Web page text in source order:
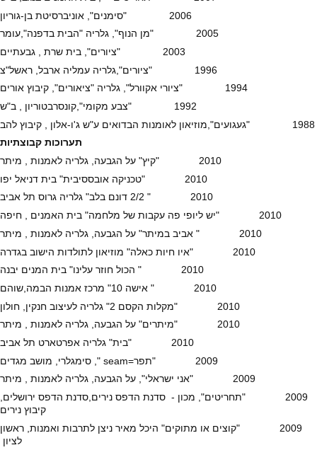
2006 "סימנים", אוניברסיטת בן-גוריון
2005 "מן הנוף", גלריה "הבית בדפנה",עומר
2003 "ציורים", בית שרת , גבעתיים
1996 "ציורים",גלריה עמליה ארבל, ראשל"צ
1994 "ציורי אקוורל", גלריה "ציאורים", קיבוץ אורים
1992 "צבע מקומי",קונסרבטוריון , ב"ש
1988 "געגועים",מוזיאון לאומנות הבדואים ע"ש ג'ו-אלון , קיבוץ להב
תערוכות קבוצתיות
2010 "קיץ" על הגבעה, גלריה לאמנות , מיתר
2010 "טכניקה אובססיבית" בית דניאל יפו
2010 " 2/2 דונם בלב" גלריה גרוס תל אביב
2010 "יש ליופי פה עקבות של מלחמה" בית האמנים , חיפה
2010 " אביב במיתר" על הגבעה, גלריה לאמנות , מיתר
2010 "איו חיות כאלה" מוזיאון לתולדות הישוב בגדרה
2010 " הכול חוזר עלינו" בית המנים יבנה
2010 " אישה 10" מרכז אמנות הבמה,שוהם
2010 "מקלות הקסם 2" גלריה לעיצוב חנקין, חולון
2010 "מיתרים" על הגבעה, גלריה לאמנות , מיתר
2010 "בית" גלריה אפרטארט תל אביב
2009 "תפר=seam ", סימגלרי, מושב מגדים
2009 "אני ישראלי", על הגבעה, גלריה לאמנות , מיתר
2009 "תחריטים", מכון - סדנת הדפס נירים,סדנת הדפס ירושלים,
קיבוץ נירים
2009 "קוצים או מתוקים" היכל מאיר ניצן לתרבות ואמנות, ראשון
לציון